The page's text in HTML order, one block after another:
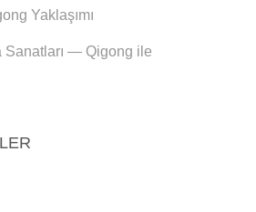
Yaklaşımı
Sanatları — Qigong ile